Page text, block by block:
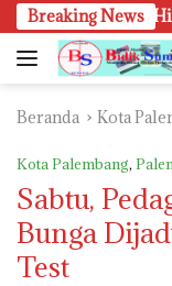
Langsung
ke
konten
Breaking News
Hingga
Beranda Kota
Kota Palembang,
Sabtu,
Bunga
Test